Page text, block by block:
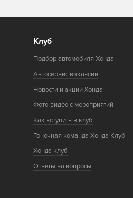
Клуб
Подбор автомобиля Хонда
Автосервис вакансии
Новости и акции Хонда
Фото-видео с мероприятий
Как вступить в клуб
Гоночная команда Хонда Клуб
Хонда клуб
Ответы на вопросы